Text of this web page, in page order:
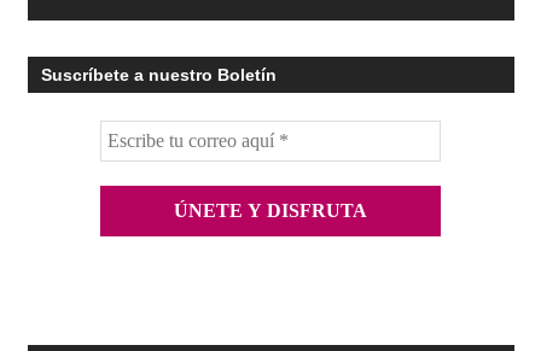
Suscríbete a nuestro Boletín